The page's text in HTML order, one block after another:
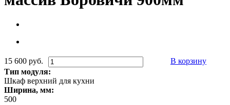
15 600 руб.
В корзину
Тип модуля:
Шкаф верхний для кухни
Ширина, мм:
500